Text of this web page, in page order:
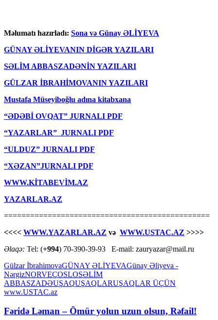
Məlumatı hazırladı: Sona və Günay ƏLİYEVA
GÜNAY ƏLİYEVANIN DİGƏR YAZILARI
SƏLİM ABBASZADƏNİN YAZILARI
GÜLZAR İBRAHİMOVANIN YAZILARI
Mustafa Müseyiboğlu adına kitabxana
“ƏDƏBİ OVQAT” JURNALI PDF
“YAZARLAR” JURNALI PDF
“ULDUZ” JURNALI PDF
“XƏZAN”JURNALI PDF
WWW.KİTABEVİM.AZ
YAZARLAR.AZ
===============================================
<<<< WWW.YAZARLAR.AZ və WWW.USTAC.AZ >>>>
Əlaqə: Tel: (+994) 70-390-39-93 E-mail: zauryazar@mail.ru
Gülzar İbrahimovaGÜNAY ƏLİYEVAGünay Əliyeva -
NərgizNORVEÇOSLOSƏLİM
ABBASZADƏUŞAQUŞAQLARUŞAQLAR ÜÇÜN
www.USTAC.az
Fəridə Ləman – Ömür yolun uzun olsun, Rəfail!